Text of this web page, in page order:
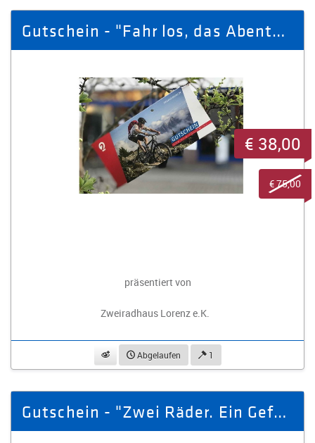
Gutschein - "Fahr los, das Abenteuer wartet"
präsentiert von
Zweiradhaus Lorenz e.K.
beobachtenAbgelaufen 1
€ 38,00
€ 75,00
Gutschein - "Zwei Räder. Ein Gefühl: Freiheit"